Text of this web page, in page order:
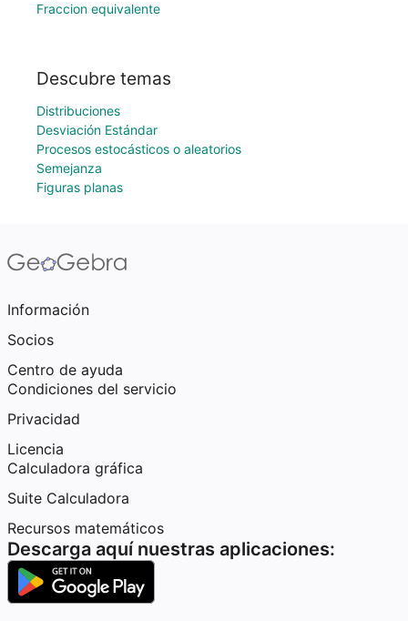
Fraccion equivalente
Descubre temas
Distribuciones
Desviación Estándar
Procesos estocásticos o aleatorios
Semejanza
Figuras planas
Información
Socios
Centro de ayuda
Condiciones del servicio
Privacidad
Licencia
Calculadora gráfica
Suite Calculadora
Recursos matemáticos
Descarga aquí nuestras aplicaciones: